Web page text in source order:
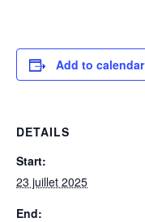
Add to calendar
DETAILS
Start:
23 juillet 2025
End: